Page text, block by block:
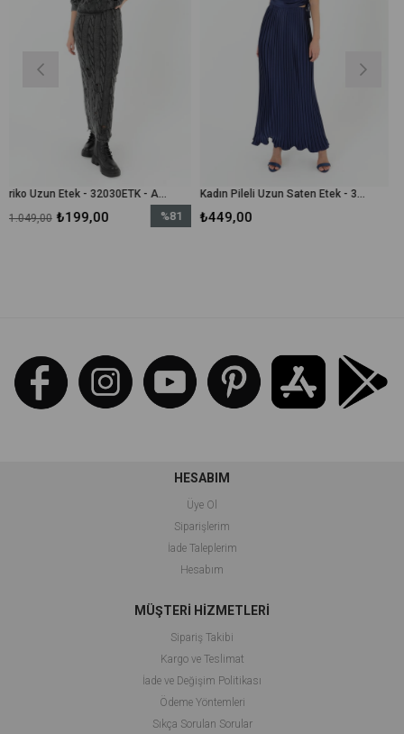
Triko Uzun Etek - 32030ETK - Antrasit
%81
Kadın Pileli Uzun Saten Etek - 31916ETK - Lacivert
₺449,00
HESABIM
Üye Ol
Siparişlerim
İade Taleplerim
Hesabım
MÜŞTERİ HİZMETLERİ
Sipariş Takibi
Kargo ve Teslimat
İade ve Değişim Politikası
Ödeme Yöntemleri
Sıkça Sorulan Sorular